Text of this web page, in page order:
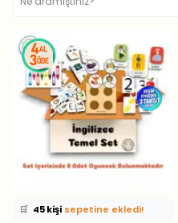
🛒 45 kişi sepetine ekledi!